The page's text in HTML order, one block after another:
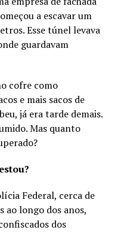
a escavar um
Esse túnel levava
guardavam
cofre como
e mais sacos de
já era tarde demais.
Mas quanto
Federal, cerca de
ao longo dos anos,
dos